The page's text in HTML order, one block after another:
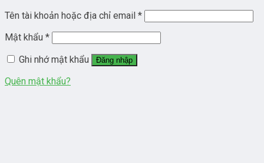
Tên tài khoản hoặc địa chỉ email *
Mật khẩu *
Ghi nhớ mật khẩu
Đăng nhập
Quên mật khẩu?